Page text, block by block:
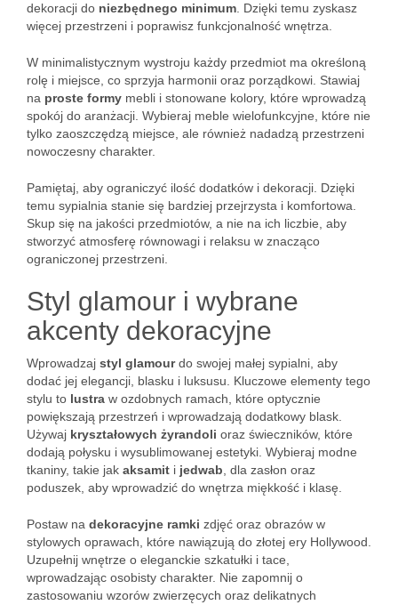
dekoracji do niezbędnego minimum . Dzięki temu zyskasz
więcej przestrzeni i poprawisz funkcjonalność wnętrza.
W minimalistycznym wystroju każdy przedmiot ma określoną
rolę i miejsce, co sprzyja harmonii oraz porządkowi. Stawiaj
na proste formy mebli i stonowane kolory, które wprowadzą
spokój do aranżacji. Wybieraj meble wielofunkcyjne, które nie
tylko zaoszczędzą miejsce, ale również nadadzą przestrzeni
nowoczesny charakter.
Pamiętaj, aby ograniczyć ilość dodatków i dekoracji. Dzięki
temu sypialnia stanie się bardziej przejrzysta i komfortowa.
Skup się na jakości przedmiotów, a nie na ich liczbie, aby
stworzyć atmosferę równowagi i relaksu w znacząco
ograniczonej przestrzeni.
Styl glamour i wybrane
akcenty dekoracyjne
Wprowadzaj styl glamourdo swojej małej sypialni, aby
dodać jej elegancji, blasku i luksusu. Kluczowe elementy tego
stylu to lustra w ozdobnych ramach, które optycznie
powiększają przestrzeń i wprowadzają dodatkowy blask.
Używaj kryształowych żyrandoli oraz świeczników, które
dodają połysku i wysublimowanej estetyki. Wybieraj modne
tkaniny, takie jak aksamit i jedwab , dla zasłon oraz
poduszek, aby wprowadzić do wnętrza miękkość i klasę.
Postaw na dekoracyjne ramki zdjęć oraz obrazów w
stylowych oprawach, które nawiązują do złotej ery Hollywood.
Uzupełnij wnętrze o eleganckie szkatułki i tace,
wprowadzając osobisty charakter. Nie zapomnij o
zastosowaniu wzorów zwierzęcych oraz delikatnych